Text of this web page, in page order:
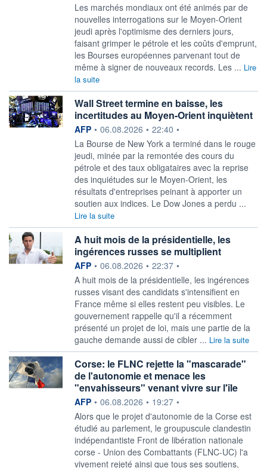
Les marchés mondiaux ont été animés par de
nouvelles interrogations sur le Moyen-Orient
jeudi après l'optimisme des derniers jours,
faisant grimper le pétrole et les coûts d'emprunt,
les Bourses européennes parvenant tout de
même à signer de nouveaux records. Les ... Lire
la suite
Wall Street termine en baisse, les
incertitudes au Moyen-Orient inquiètent
information fournie par
AFP • 06.08.2026 • 22:40 •
La Bourse de New York a terminé dans le rouge
jeudi, minée par la remontée des cours du
pétrole et des taux obligataires avec la reprise
des inquiétudes sur le Moyen-Orient, les
résultats d'entreprises peinant à apporter un
soutien aux indices. Le Dow Jones a perdu ...
Lire la suite
A huit mois de la présidentielle, les
ingérences russes se multiplient
information fournie par
AFP • 06.08.2026 • 22:37 •
A huit mois de la présidentielle, les ingérences
russes visant des candidats s'intensifient en
France même si elles restent peu visibles. Le
gouvernement rappelle qu'il a récemment
présenté un projet de loi, mais une partie de la
gauche demande aussi de cibler ... Lire la suite
Corse: le FLNC rejette la "mascarade"
de l'autonomie et menace les
"envahisseurs" venant vivre sur l'île
information fournie par
AFP • 06.08.2026 • 19:27 •
Alors que le projet d'autonomie de la Corse est
étudié au parlement, le groupuscule clandestin
indépendantiste Front de libération nationale
corse - Union des Combattants (FLNC-UC) l'a
vivement rejeté ainsi que tous ses soutiens,